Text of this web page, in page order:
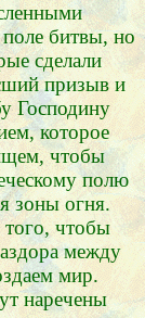
битвы, но
сделали
призыв и
Господину
которое
чтобы
полю
зоны огня.
чтобы
между
мир.
наречены